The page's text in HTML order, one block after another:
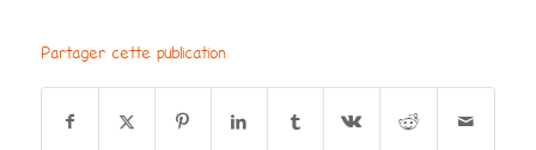
Partager cette publication